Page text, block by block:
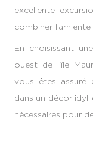
excellente
combiner farniente
En choisissant une
ouest de l'île
vous êtes assuré
dans un décor
nécessaires pour